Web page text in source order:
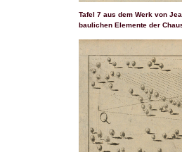
Tafel 7 aus dem Werk von
baulichen Elemente der